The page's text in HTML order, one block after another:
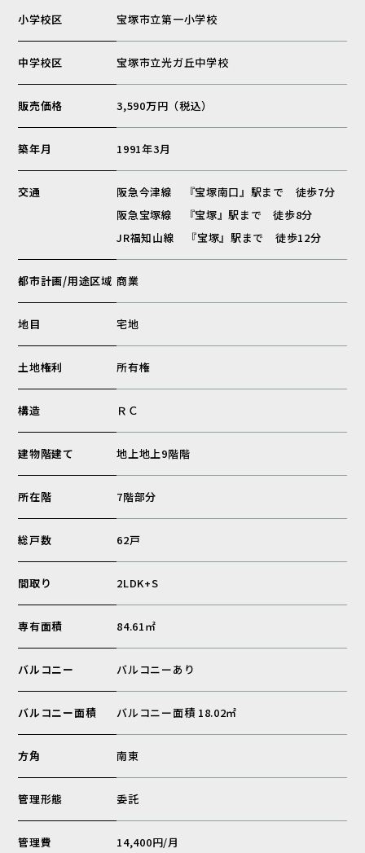
小学校区 宝塚市立第一小学校
中学校区 宝塚市立光ガ丘中学校
販売価格 3,590万円（税込）
築年月 1991年3月
交通
阪急今津線 『宝塚南口』駅まで 徒歩7分
阪急宝塚線 『宝塚』駅まで 徒歩8分
JR福知山線 『宝塚』駅まで 徒歩12分
都市計画/用途区域 商業
地目 宅地
土地権利 所有権
構造 ＲＣ
建物階建て 地上地上9階階
所在階 7階部分
総戸数 62戸
間取り 2LDK+S
専有面積 84.61㎡
バルコニー バルコニーあり
バルコニー面積 バルコニー面積 18.02㎡
方角 南東
管理形態 委託
管理費 14,400円/月